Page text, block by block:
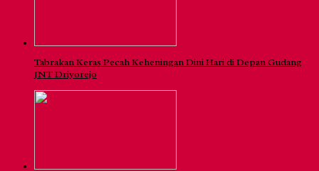
Tabrakan Keras Pecah Keheningan Dini Hari di Depan Gudang
JNT Driyorejo